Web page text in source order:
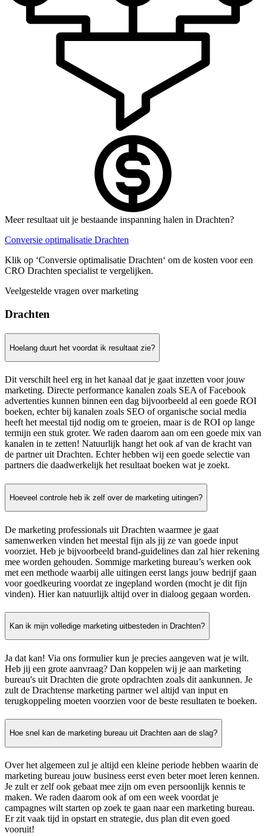
Meer resultaat uit je bestaande inspanning halen in Drachten?
Conversie optimalisatie Drachten
Klik op ‘Conversie optimalisatie Drachten‘ om de kosten voor een
CRO Drachten specialist te vergelijken.
Veelgestelde vragen over marketing
Drachten
Hoelang duurt het voordat ik resultaat zie?
Dit verschilt heel erg in het kanaal dat je gaat inzetten voor jouw
marketing. Directe performance kanalen zoals SEA of Facebook
advertenties kunnen binnen een dag bijvoorbeeld al een goede ROI
boeken, echter bij kanalen zoals SEO of organische social media
heeft het meestal tijd nodig om te groeien, maar is de ROI op lange
termijn een stuk groter. We raden daarom aan om een goede mix van
kanalen in te zetten! Natuurlijk hangt het ook af van de kracht van
de partner uit Drachten. Echter hebben wij een goede selectie van
partners die daadwerkelijk het resultaat boeken wat je zoekt.
Hoeveel controle heb ik zelf over de marketing uitingen?
De marketing professionals uit Drachten waarmee je gaat
samenwerken vinden het meestal fijn als jij ze van goede input
voorziet. Heb je bijvoorbeeld brand-guidelines dan zal hier rekening
mee worden gehouden. Sommige marketing bureau’s werken ook
met een methode waarbij alle uitingen eerst langs jouw bedrijf gaan
voor goedkeuring voordat ze ingepland worden (mocht je dit fijn
vinden). Hier kan natuurlijk altijd over in dialoog gegaan worden.
Kan ik mijn volledige marketing uitbesteden in Drachten?
Ja dat kan! Via ons formulier kun je precies aangeven wat je wilt.
Heb jij een grote aanvraag? Dan koppelen wij je aan marketing
bureau's uit Drachten die grote opdrachten zoals dit aankunnen. Je
zult de Drachtense marketing partner wel altijd van input en
terugkoppeling moeten voorzien voor de beste resultaten te boeken.
Hoe snel kan de marketing bureau uit Drachten aan de slag?
Over het algemeen zul je altijd een kleine periode hebben waarin de
marketing bureau jouw business eerst even beter moet leren kennen.
Je zult er zelf ook gebaat mee zijn om even persoonlijk kennis te
maken. We raden daarom ook af om een week voordat je
campagnes wilt starten op zoek te gaan naar een marketing bureau.
Er zit vaak tijd in opstart en strategie, dus plan dit even goed
vooruit!